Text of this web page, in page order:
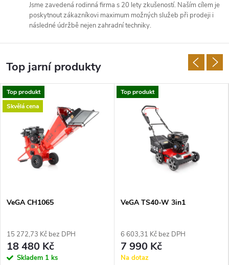
i
s
z
n
k
T
Jsme zavedená rodinná firma s 20 lety zkušeností. Naším cílem je
poskytnout zákazníkovi maximum možných služeb při prodeji i
následné údržbě nejen zahradní techniky.
Top jarní produkty
Top produkt
Skvělá cena
VeGA CH1065
15 272,73 Kč bez DPH
18 480 Kč
Skladem 1 ks
Top produkt
VeGA TS40-W 3in1
6 603,31 Kč bez DPH
7 990 Kč
Na dotaz